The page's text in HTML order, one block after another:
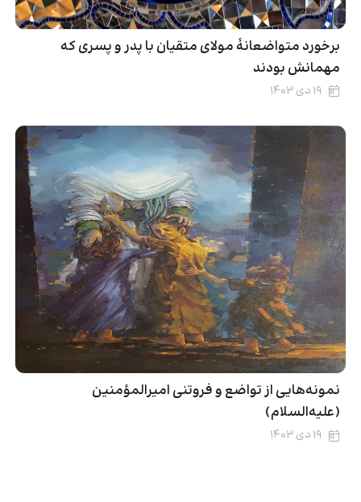
برخورد متواضعانۀ مولای متقیان با پدر و پسری که
مهمانش بودند
۱۹ دی ۱۴۰۳
نمونه‌هایی از تواضع و فروتنی امیرالمؤمنین
(علیه‌السلام)
۱۹ دی ۱۴۰۳